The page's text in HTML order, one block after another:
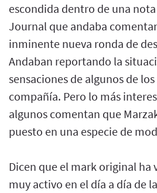
escondida dentro de una
Journal que andaba
inminente nueva ronda de
Andaban reportando la
sensaciones de algunos de
compañía. Pero lo más
algunos comentan que
puesto en una especie de
Dicen que el mark original ha
muy activo en el día a día de